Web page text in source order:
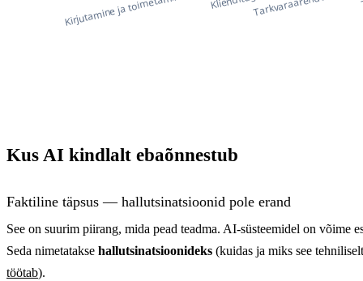
Andmeanalüüs 28
Kus AI kindlalt ebaõnnestub
Faktiline täpsus — hallutsinatsioonid pole erand
See on suurim piirang, mida pead teadma. AI-süsteemidel on võime
Seda nimetatakse hallutsinatsioonideks (kuidas ja miks see
töötab).